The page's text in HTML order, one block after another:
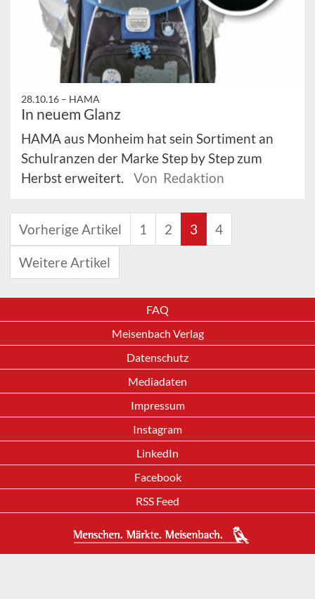
28.10.16 – HAMA
In neuem Glanz
HAMA aus Monheim hat sein Sortiment an
Schulranzen der Marke Step by Step zum
Herbst erweitert.
Von Redaktion
Vorherige Artikel 1 2 3 4
Weitere Artikel
FAQ
Meisenbach Verlag
Datenschutz
Mediadaten
Impressum
Instagram
LinkedIn
Facebook
RSS Feed